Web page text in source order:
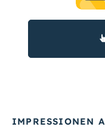
IMPRESSIONEN